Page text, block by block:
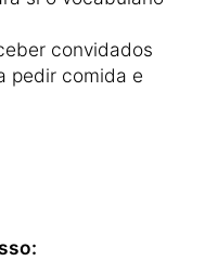
convidados
pedir comida e